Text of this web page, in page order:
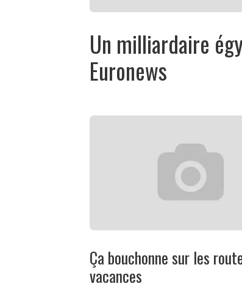
Un milliardaire
Euronews
Ça bouchonne sur les
vacances